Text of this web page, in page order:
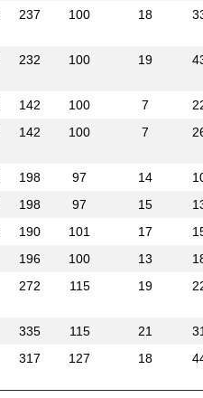
237 100 18
232 100 19
142 100 7
142 100 7
198 97 14
198 97 15
190 101 17
196 100 13
272 115 19
335 115 21
317 127 18